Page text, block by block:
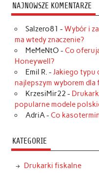
NAJNOWSZE KOMENTARZE
Salzero81 - Wybór i
ma wtedy znaczenie?
MeMeNtO - Co
Honeywell?
Emil R. - Jakiego typu
najlepszym wyborem dla
KrzesiMir22 -
popularne modele
AdriA- Co
KATEGORIE
Drukarki fiskalne